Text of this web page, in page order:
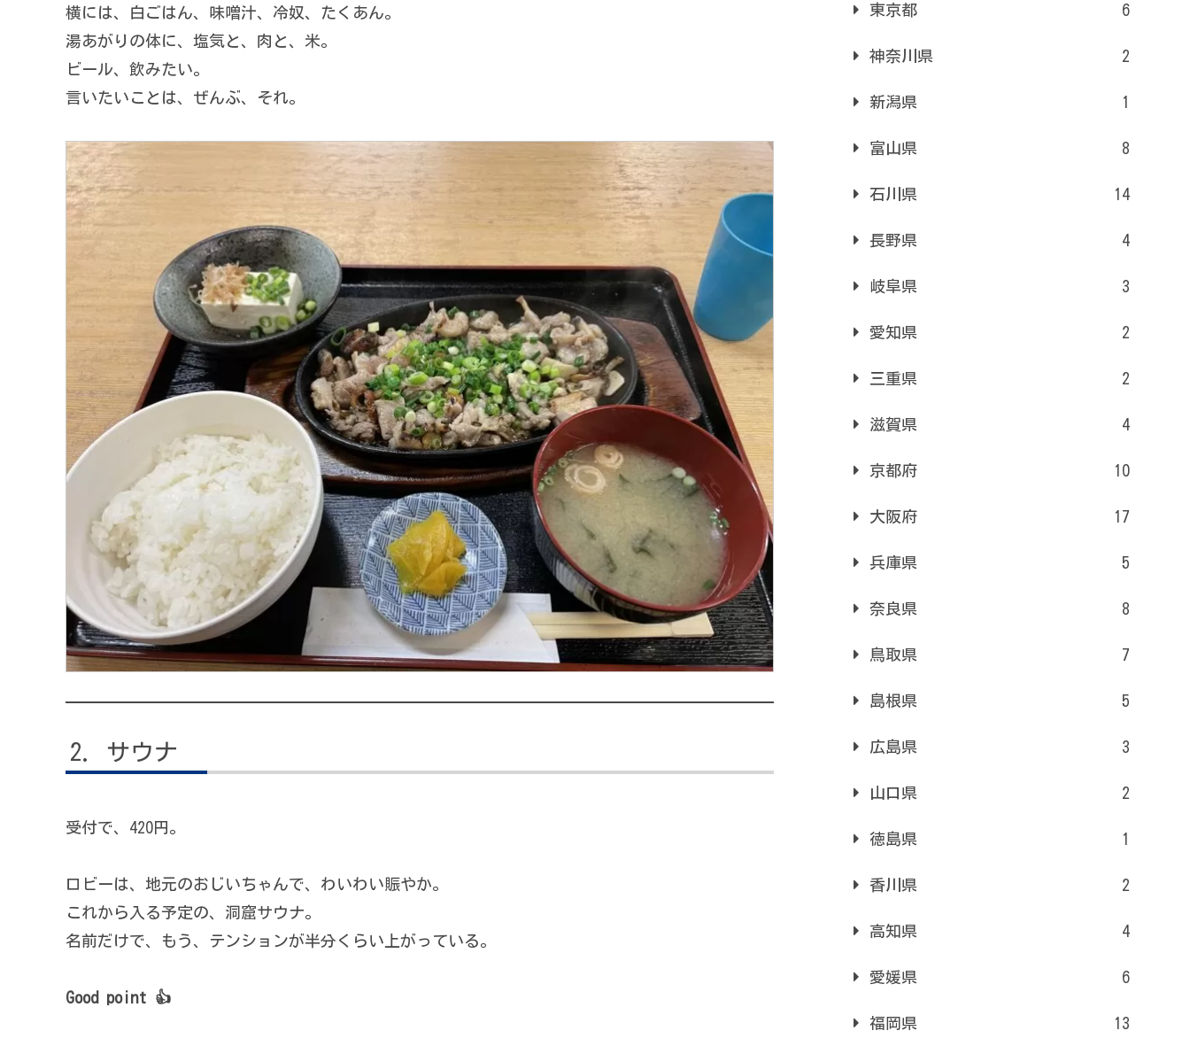
横には、白ごはん、味噌汁、冷奴、たくあん。
湯あがりの体に、塩気と、肉と、米。
ビール、飲みたい。
言いたいことは、ぜんぶ、それ。
サウナ
受付で、420円。
ロビーは、地元のおじいちゃんで、わいわい賑やか。
これから入る予定の、洞窟サウナ。
名前だけで、もう、テンションが半分くらい上がっている。
Good point 👍
東京都 6
神奈川県 2
新潟県 1
富山県 8
石川県 14
長野県 4
岐阜県 3
愛知県 2
三重県 2
滋賀県 4
京都府 10
大阪府 17
兵庫県 5
奈良県 8
鳥取県 7
島根県 5
広島県 3
山口県 2
徳島県 1
香川県 2
高知県 4
愛媛県 6
福岡県 13